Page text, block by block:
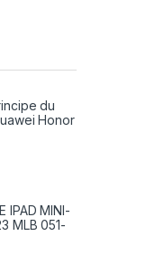
du
Honor
IPAD MINI-
MLB 051-